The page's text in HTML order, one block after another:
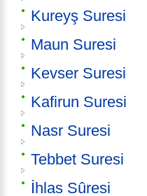
Kureyş Suresi
Maun Suresi
Kevser Suresi
Kafirun Suresi
Nasr Suresi
Tebbet Suresi
İhlas Sûresi